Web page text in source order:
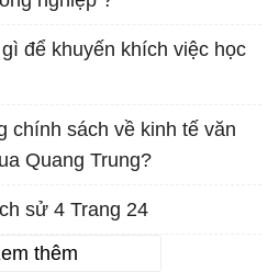
để khuyến khích việc học
chính sách về kinh tế văn
Quang Trung?
sử 4 Trang 24
thêm